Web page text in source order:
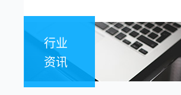
行业
资讯